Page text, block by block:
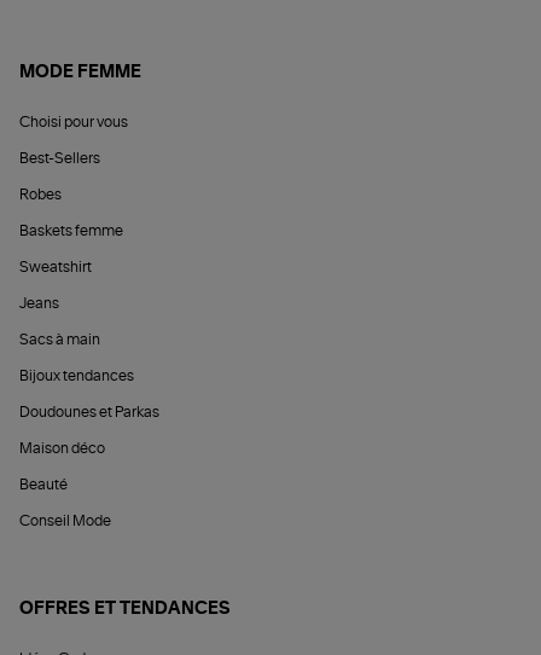
MODE FEMME
Choisi pour vous
Best-Sellers
Robes
Baskets femme
Sweatshirt
Jeans
Sacs à main
Bijoux tendances
Doudounes et Parkas
Maison déco
Beauté
Conseil Mode
OFFRES ET TENDANCES